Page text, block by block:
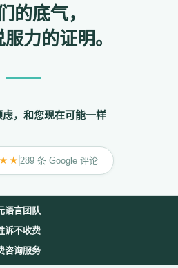
的底气，
力的证明。
，和您现在可能一样
289 条 Google 评论
语言团队
诉不收费
咨询服务